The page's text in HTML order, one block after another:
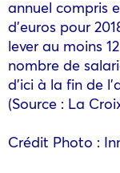
annuel compris
d’euros pour
lever au moins
nombre de
d’ici à la fin de
(Source : La
Crédit Photo :